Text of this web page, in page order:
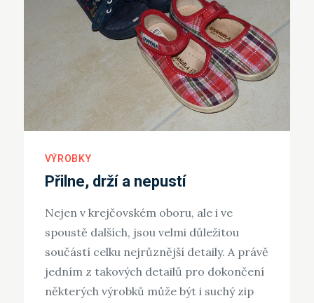
VÝROBKY
Přilne, drží a nepustí
Nejen v krejčovském oboru, ale i ve
spoustě dalších, jsou velmi důležitou
součástí celku nejrůznější detaily. A právě
jedním z takových detailů pro dokončení
některých výrobků může být i suchý zip